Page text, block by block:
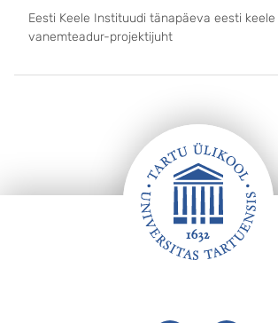
Eesti Keele Instituudi tänapäeva eesti keele
vanemteadur-projektijuht